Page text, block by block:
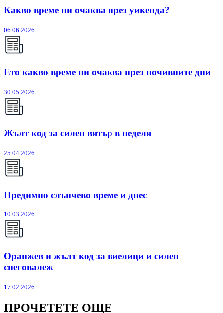
Какво време ни очаква през уикенда?
06.06.2026
Ето какво време ни очаква през почивните дни
30.05.2026
Жълт код за силен вятър в неделя
25.04.2026
Предимно слънчево време и днес
10.03.2026
Оранжев и жълт код за виелици и силен
снеговалеж
17.02.2026
ПРОЧЕТЕТЕ ОЩЕ